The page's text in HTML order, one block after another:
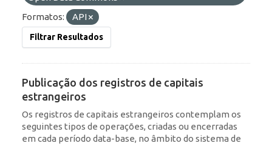
Formatos:
API
Filtrar Resultados
Publicação dos registros de capitais
estrangeiros
Os registros de capitais estrangeiros contemplam os
seguintes tipos de operações, criadas ou encerradas
em cada período data-base, no âmbito do sistema de